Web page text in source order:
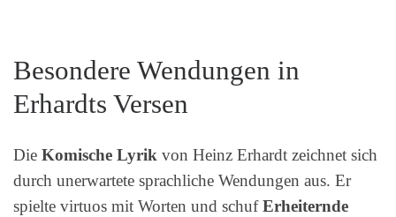
Besondere Wendungen in
Erhardts Versen
Die Komische Lyrik von Heinz Erhardt zeichnet sich
durch unerwartete sprachliche Wendungen aus. Er
spielte virtuos mit Worten und schufErheiternde